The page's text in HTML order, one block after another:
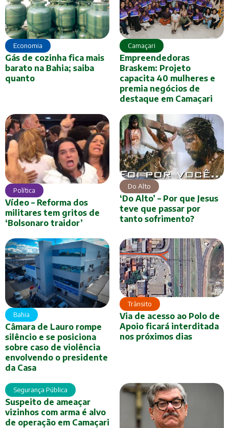
Economia
Gás de cozinha fica mais
barato na Bahia; saiba
quanto
Camaçari
Empreendedoras
Braskem: Projeto
capacita 40 mulheres e
premia negócios de
destaque em Camaçari
Política
Vídeo – Reforma dos
militares tem gritos de
‘Bolsonaro traidor’
Do Alto
‘Do Alto’ – Por que Jesus
teve que passar por
tanto sofrimento?
Bahia
Câmara de Lauro rompe
silêncio e se posiciona
sobre caso de violência
envolvendo o presidente
da Casa
Trânsito
Via de acesso ao Polo de
Apoio ficará interditada
nos próximos dias
Segurança Pública
Suspeito de ameaçar
vizinhos com arma é alvo
de operação em Camaçari